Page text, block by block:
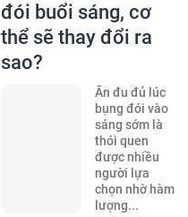
đói buổi sáng, cơ
thể sẽ thay đổi ra
sao?
Ăn đu đủ lúc
bụng đói vào
sáng sớm là
thói quen
được nhiều
người lựa
chọn nhờ hàm
lượng...